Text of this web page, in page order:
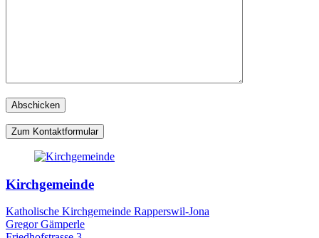
Zum Kontaktformular
Kirchgemeinde
Katholische Kirchgemeinde Rapperswil-Jona
Gregor Gämperle